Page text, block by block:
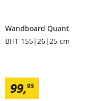
Wandboard Quant
BHT 155|26|25 cm
99,95